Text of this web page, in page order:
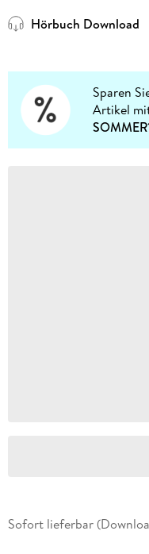
Hörbuch Download
Sparen
Artikel
Sofort lieferbar